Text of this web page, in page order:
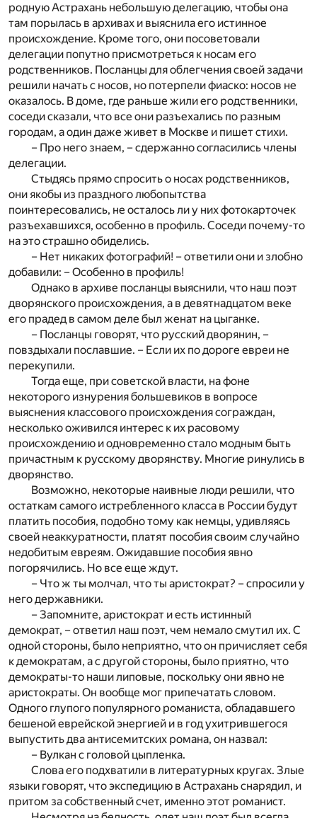
родную Астрахань небольшую делегацию, чтобы она
там порылась в архивах и выяснила его истинное
происхождение. Кроме того, они посоветовали
делегации попутно присмотреться к носам его
родственников. Посланцы для облегчения своей задачи
решили начать с носов, но потерпели фиаско: носов не
оказалось. В доме, где раньше жили его родственники,
соседи сказали, что все они разъехались по разным
городам, а один даже живет в Москве и пишет стихи.
– Про него знаем, – сдержанно согласились члены
делегации.
Стыдясь прямо спросить о носах родственников,
они якобы из праздного любопытства
поинтересовались, не осталось ли у них фотокарточек
разъехавшихся, особенно в профиль. Соседи почему-то
на это страшно обиделись.
– Нет никаких фотографий! – ответили они и злобно
добавили: – Особенно в профиль!
Однако в архиве посланцы выяснили, что наш поэт
дворянского происхождения, а в девятнадцатом веке
его прадед в самом деле был женат на цыганке.
– Посланцы говорят, что русский дворянин, –
повздыхали пославшие. – Если их по дороге евреи не
перекупили.
Тогда еще, при советской власти, на фоне
некоторого изнурения большевиков в вопросе
выяснения классового происхождения сограждан,
несколько оживился интерес к их расовому
происхождению и одновременно стало модным быть
причастным к русскому дворянству. Многие ринулись в
дворянство.
Возможно, некоторые наивные люди решили, что
остаткам самого истребленного класса в России будут
платить пособия, подобно тому как немцы, удивляясь
своей неаккуратности, платят пособия своим случайно
недобитым евреям. Ожидавшие пособия явно
погорячились. Но все еще ждут.
– Что ж ты молчал, что ты аристократ? – спросили у
него державники.
– Запомните, аристократ и есть истинный
демократ, – ответил наш поэт, чем немало смутил их. С
одной стороны, было неприятно, что он причисляет себя
к демократам, а с другой стороны, было приятно, что
демократы-то наши липовые, поскольку они явно не
аристократы. Он вообще мог припечатать словом.
Одного глупого популярного романиста, обладавшего
бешеной еврейской энергией и в год ухитрившегося
выпустить два антисемитских романа, он назвал:
– Вулкан с головой цыпленка.
Слова его подхватили в литературных кругах. Злые
языки говорят, что экспедицию в Астрахань снарядил, и
притом за собственный счет, именно этот романист.